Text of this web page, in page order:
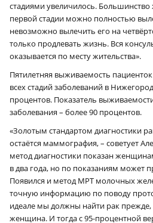
стадиями увеличилось.
первой стадии можно полностью
невозможно вылечить его на
только про­длевать жизнь. Вся
оказывается по месту жительства».
Пятилетняя выживаемость
всех стадий заболеваний в
процентов. Показатель
заболевания – более 90 процентов.
«Золотым стандартом диагностики
остаётся маммография, – советует
метод диагностики показан
в два года, но по показаниям может
Появился и метод МРТ молочных
точную информацию по поводу
идеале мы должны найти рак прежде,
женщина. И тогда с 95-процентной